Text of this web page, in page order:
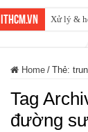
ItHCM.VN Xử lý &
Home / Thẻ:
Tag
đường